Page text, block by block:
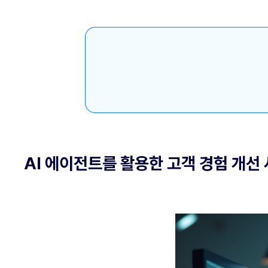
AI 에이전트를 활용한 고객 경험 개선